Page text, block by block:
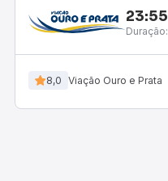
23:55
Duração:
8,0 Viação Ouro e Prata